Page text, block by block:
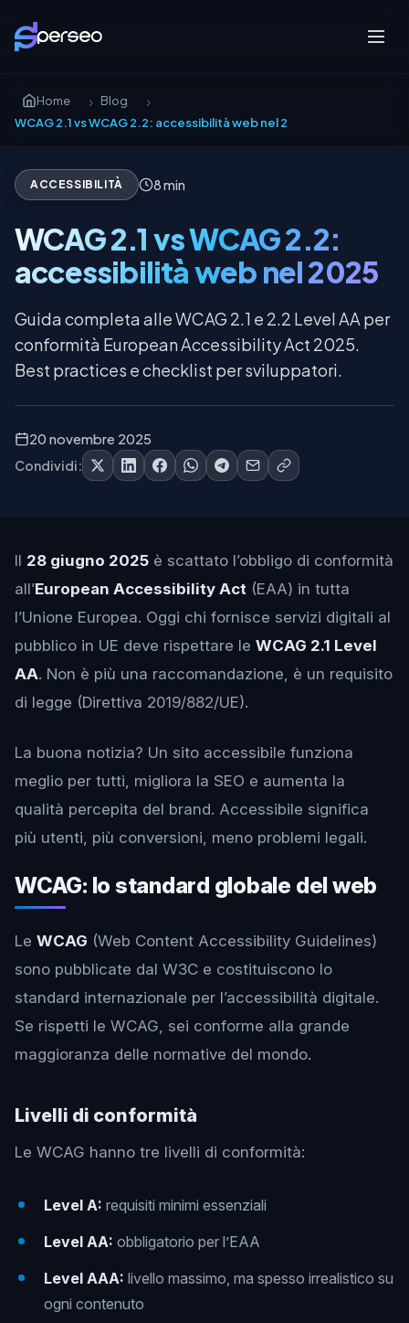
Home
Blog
WCAG 2.1 vs WCAG 2.2: accessibilità web nel 2025
ACCESSIBILITÀ 8 min
WCAG 2.1 vs WCAG 2.2:
accessibilità web nel 2025
Guida completa alle WCAG 2.1 e 2.2 Level AA per
conformità European Accessibility Act 2025.
Best practices e checklist per sviluppatori.
20 novembre 2025
Condividi:
Il 28 giugno 2025 è scattato l’obbligo di conformità
all’European Accessibility Act (EAA) in tutta
l’Unione Europea. Oggi chi fornisce servizi digitali al
pubblico in UE deve rispettare le WCAG 2.1 Level
AA. Non è più una raccomandazione, è un requisito
di legge (Direttiva 2019/882/UE).
La buona notizia? Un sito accessibile funziona
meglio per tutti, migliora la SEO e aumenta la
qualità percepita del brand. Accessibile significa
più utenti, più conversioni, meno problemi legali.
WCAG: lo standard globale del web
Le WCAG (Web Content Accessibility Guidelines)
sono pubblicate dal W3C e costituiscono lo
standard internazionale per l’accessibilità digitale.
Se rispetti le WCAG, sei conforme alla grande
maggioranza delle normative del mondo.
Livelli di conformità
Le WCAG hanno tre livelli di conformità:
Level A: requisiti minimi essenziali
Level AA: obbligatorio per l’EAA
Level AAA: livello massimo, ma spesso irrealistico su
ogni contenuto